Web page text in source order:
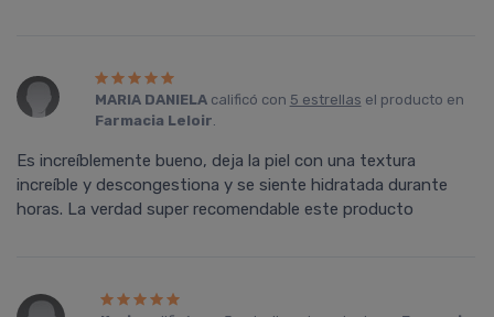
MARIA DANIELAcalificó con 5 estrellas el producto en
Farmacia Leloir.
Es increíblemente bueno, deja la piel con una textura
increíble y descongestiona y se siente hidratada durante
horas. La verdad super recomendable este producto